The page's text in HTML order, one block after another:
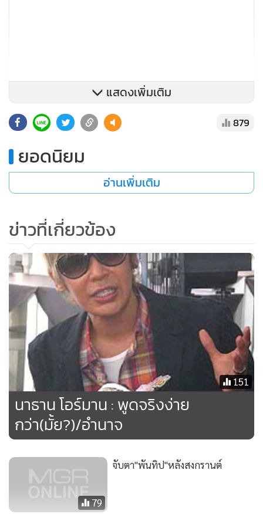
ก่อนที่ในภายหลังเรื่องจะโอละพ่อ กลายเป็นว่าเจ้าตัวนั้นไม่ได้รับ
ไม่ได้รับรางวัลจริงๆ แต่เรื่องทั้งหมดนั้นเกิดมาจากความเข้าใจผิด
ของตัวเธอกับสื่อฯ ที่เผยแพร่ข่าวเกี่ยวกับภาษาที่ใช้
กรณีที่สองก็คือเรื่องราวของอดีตนักร้องหนุ่มค่ายอาร์เอสฯ "นา
ธาน โอมาน" ที่ก่อนหน้านี้เจ้าตัวได้ออกมาให้ข่าวว่าได้มีโอกาสไป
แสดงหนังฟอร์มยักษ์ที่ฮอลลีวูด ภายใต้การกำกับของ กำกับชื่อ
ดัง "วูล์ฟ กัง" (Wolfgang Petersen) ประกบกับดาราชื่อดัง "บรูซ
วิลลิส" และ "คริสติน่า ริชชี่" ด้วยจำนวนเงินค่าตัวร่วม 100 ล้าน
บาท
หายไปพักหนึ่งหนุ่มนาธานก็ได้มาให้ข่าวอีกครั้งพร้อมด้วยหลัก
ฐานภาพถ่ายส่วนหนึ่ง อย่างไรก็ดีในครั้งนี้นี่เองที่ได้มีการตั้งข้อ
มาทั้งหมดนั้นอาจจะเป็นเรื่องโกหก!
ไม่กี่วันจากเทวา แต่กลายเป็นว่าเพียงชั่วระยะเวลาชั่วข้ามคืน
แสดงเพิ่มเติม
879
ยอดนิยม
อ่านเพิ่มเติม
ข่าวที่เกี่ยวข้อง
151
นาธาน โอร์มาน : พูดจริงง่าย
กว่า(มั้ย?)/อำนาจ
79
จับตา"พันทิป"หลังสงกรานต์